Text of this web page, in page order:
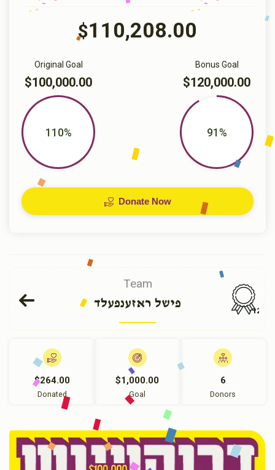
$110,208.00
Bonus Goal
$120,000.00
91%
Original Goal
$100,000.00
110%
Donate Now
Team
פישל ראזענפעלד 129
$264.00
Donated
$1,000.00
Goal
6
Donors